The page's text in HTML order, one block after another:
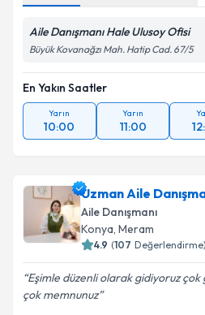
Takvim
Aile Danışmanı Hale Ulusoy Ofisi
Büyük Kovanağzı Mah. Hatip Cad. 67/5
En Yakın Saatler
Yarın
10:00
Yarın
11:00
Uzman Aile
Aile Danışmanı
Konya, Meram
4.9 (107 Değerlendirme)
Eşimle düzenli olarak gidiyoruz çok
çok memnunuz